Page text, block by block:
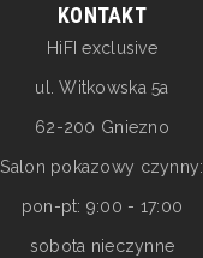
KONTAKT
HiFI exclusive
ul. Witkowska 5a
62-200 Gniezno
Salon pokazowy czynny:
pon-pt: 9:00 - 17:00
sobota nieczynne